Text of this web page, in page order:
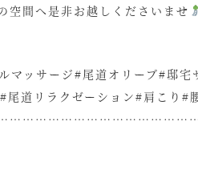
空間へ是非お越しくださいませ
マッサージ#尾道オリーブ#邸
道リラクゼーション#肩こり#